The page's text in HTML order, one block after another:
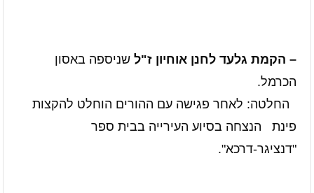
– הקמת גלעד לחנן אוחיון ז"ל שניספה באסון
הכרמל.
החלטה: לאחר פגישה עם ההורים הוחלט להקצות
פינת
הנצחה בסיוע העירייה בבית ספר
"דנציגר-דרכא".